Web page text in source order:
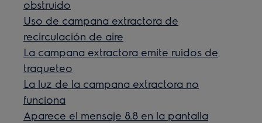
obstruido
Uso de campana extractora de
recirculación de aire
La campana extractora emite ruidos de
traqueteo
La luz de la campana extractora no
funciona
Aparece el mensaje 8.8 en la pantalla